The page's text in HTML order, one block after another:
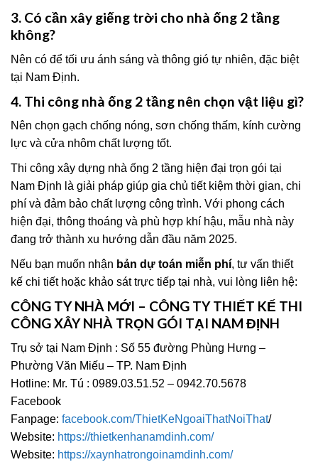
3. Có cần xây giếng trời cho nhà ống 2 tầng
không?
Nên có để tối ưu ánh sáng và thông gió tự nhiên, đặc biệt
tại Nam Định.
4. Thi công nhà ống 2 tầng nên chọn vật liệu gì?
Nên chọn gạch chống nóng, sơn chống thấm, kính cường
lực và cửa nhôm chất lượng tốt.
Thi công xây dựng nhà ống 2 tầng hiện đại trọn gói tại
Nam Định là giải pháp giúp gia chủ tiết kiệm thời gian, chi
phí và đảm bảo chất lượng công trình. Với phong cách
hiện đại, thông thoáng và phù hợp khí hậu, mẫu nhà này
đang trở thành xu hướng dẫn đầu năm 2025.
Nếu bạn muốn nhận bản dự toán miễn phí, tư vấn thiết
kế chi tiết hoặc khảo sát trực tiếp tại nhà, vui lòng liên hệ:
CÔNG TY NHÀ MỚI – CÔNG TY THIẾT KẾ THI
CÔNG XÂY NHÀ TRỌN GÓI TẠI NAM ĐỊNH
Trụ sở tại Nam Định : Số 55 đường Phùng Hưng –
Phường Văn Miếu – TP. Nam Định
Hotline: Mr. Tú : 0989.03.51.52 – 0942.70.5678
Facebook
Fanpage: facebook.com/ThietKeNgoaiThatNoiThat/
Website: https://thietkenhanamdinh.com/
Website: https://xaynhatrongoinamdinh.com/